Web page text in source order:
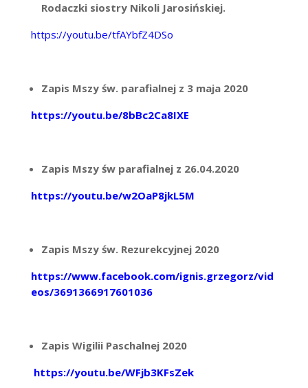
Rodaczki siostry Nikoli Jarosińskiej.
https://youtu.be/tfAYbfZ4DSo
Zapis Mszy św. parafialnej z 3 maja 2020
https://youtu.be/8bBc2Ca8IXE
Zapis Mszy św parafialnej z 26.04.2020
https://youtu.be/w2OaP8jkL5M
Zapis Mszy św. Rezurekcyjnej 2020
https://www.facebook.com/ignis.grzegorz/vid
eos/3691366917601036
Zapis Wigilii Paschalnej 2020
https://youtu.be/WFjb3KFsZek